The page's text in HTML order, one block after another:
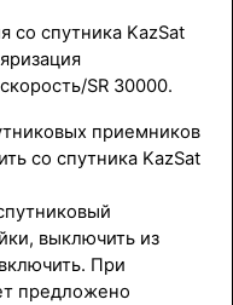
со спутника KazSat
SR 30000.
приемников
со спутника KazSat
выключить из
При
предложено